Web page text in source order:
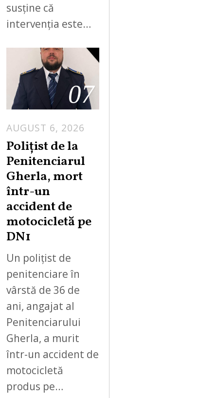
susține că
intervenția este…
07
AUGUST 6, 2026
Polițist de la
Penitenciarul
Gherla, mort
într-un
accident de
motocicletă pe
DN1
Un polițist de
penitenciare în
vârstă de 36 de
ani, angajat al
Penitenciarului
Gherla, a murit
într-un accident de
motocicletă
produs pe…